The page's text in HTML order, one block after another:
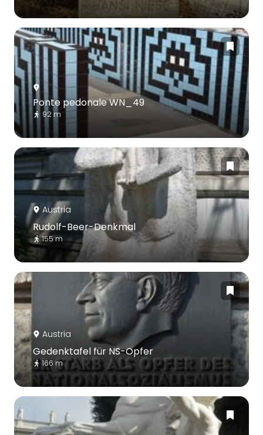
Ponte pedonale WN_49
92 m
Austria
Rudolf-Beer-Denkmal
155 m
Austria
Gedenktafel für NS-Opfer
166 m